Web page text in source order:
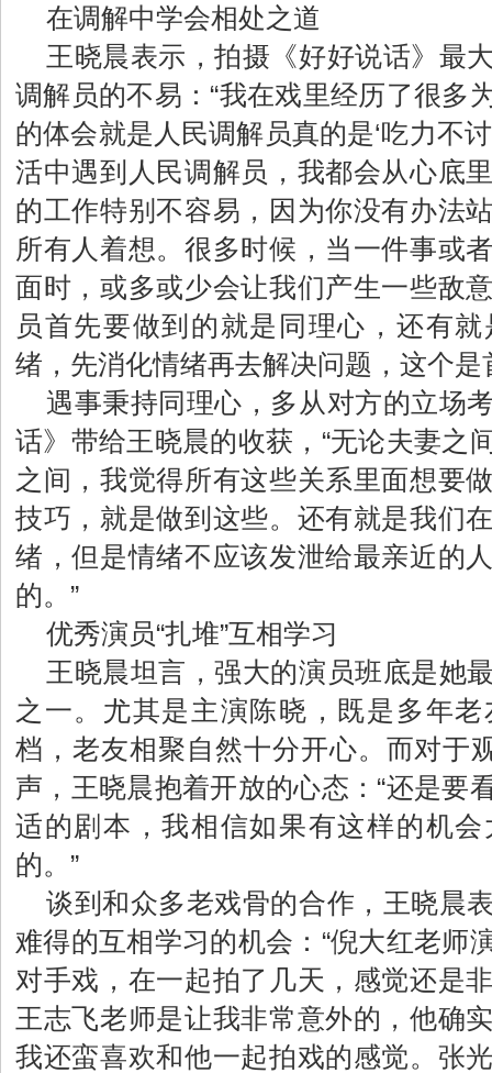
在调解中学会相处之道
王晓晨表示，拍摄《好好说话》最
调解员的不易：“我在戏里经历了很多
的体会就是人民调解员真的是‘吃力不
活中遇到人民调解员，我都会从心底
的工作特别不容易，因为你没有办法
所有人着想。很多时候，当一件事或
面时，或多或少会让我们产生一些敌
员首先要做到的就是同理心，还有
绪，先消化情绪再去解决问题，这个是
遇事秉持同理心，多从对方的立场
话》带给王晓晨的收获，“无论夫妻之
之间，我觉得所有这些关系里面想要
技巧，就是做到这些。还有就是我们
绪，但是情绪不应该发泄给最亲近的
的。”
优秀演员“扎堆”互相学习
王晓晨坦言，强大的演员班底是她
之一。尤其是主演陈晓，既是多年
档，老友相聚自然十分开心。而对于
声，王晓晨抱着开放的心态：“还是要
适的剧本，我相信如果有这样的机
的。”
谈到和众多老戏骨的合作，王晓晨
难得的互相学习的机会：“倪大红老师
对手戏，在一起拍了几天，感觉还是
王志飞老师是让我非常意外的，他确
我还蛮喜欢和他一起拍戏的感觉。张